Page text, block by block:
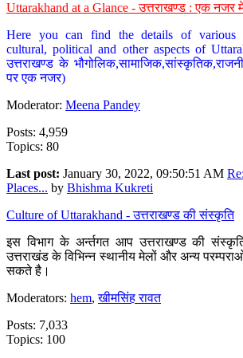
Uttarakhand at a Glance - उत्तराखण्ड : एक नजर
Here you can find the details of various
cultural, political and other aspects of
उत्तराखण्ड के
पर एक नजर)
Moderator: Meena Pandey
Posts: 4,959
Topics: 80
Last post: January 30, 2022, 09:50:51 AM
Places... by Bhishma Kukreti
Culture of Uttarakhand - उत्तराखण्ड की संस्कृति
इस विभाग के अर्न्तगत आप उत्तराखण्ड की संस्कृति,
उत्तराखंड के विभिन्न स्थानीय मेलों और अन्य
सकते है।
Moderators: hem,खीमसिंह रावत
Posts: 7,033
Topics: 100